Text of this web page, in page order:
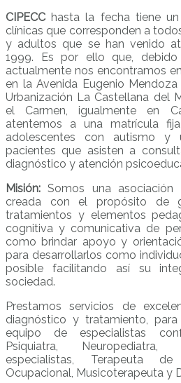
CIPECC hasta la fecha tiene
clínicas que corresponden a
y adultos que se han venido
1999. Es por ello que, debido
actualmente nos encontramos
en la Avenida Eugenio
Urbanización La Castellana del
el Carmen, igualmente en
atentemos a una matrícula
adolescentes con autismo y
pacientes que asisten a
diagnóstico y atención
Misión: Somos una
creada con el propósito de
tratamientos y elementos
cognitiva y comunicativa de
como brindar apoyo y
para desarrollarlos como
posible facilitando así su
sociedad.
Prestamos servicios de
diagnóstico y tratamiento,
equipo de especialistas
Psiquiatra, Neuropediatra,
especialistas, Terapeuta
Ocupacional, Musicoterapeuta y